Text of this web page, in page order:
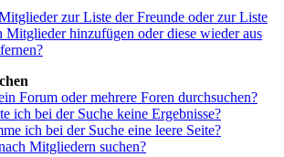
zur Liste der Freunde oder zur Liste
Mitglieder hinzufügen oder diese wieder aus
Forum oder mehrere Foren durchsuchen?
ich bei der Suche keine Ergebnisse?
ich bei der Suche eine leere Seite?
Mitgliedern suchen?